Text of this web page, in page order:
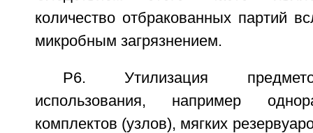
количество отбракованных партий
микробным загрязнением.
Р6. Утилизация
использования, например
комплектов (узлов), мягких